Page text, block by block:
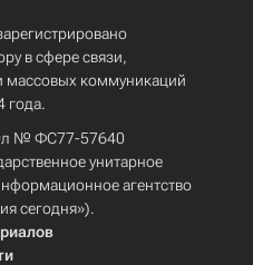
в сфере связи,
массовых коммуникаций
года.
Эл № ФС77-57640
унитарное
агентство
сегодня»).